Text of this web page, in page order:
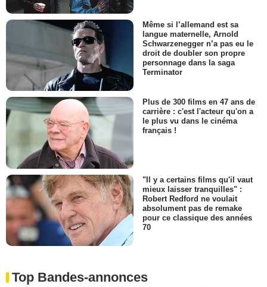
Même si l’allemand est sa
langue maternelle, Arnold
Schwarzenegger n’a pas eu le
droit de doubler son propre
personnage dans la saga
Terminator
Plus de 300 films en 47 ans de
carrière : c'est l'acteur qu'on a
le plus vu dans le cinéma
français !
"Il y a certains films qu'il vaut
mieux laisser tranquilles" :
Robert Redford ne voulait
absolument pas de remake
pour ce classique des années
70
Top Bandes-annonces